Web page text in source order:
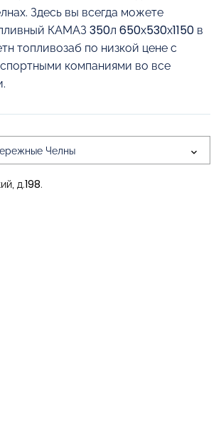
Здесь вы всегда можете
КАМАЗ 350л 650х530х1150 в
топливозаб по низкой цене с
компаниями во все
Челны
д.198.